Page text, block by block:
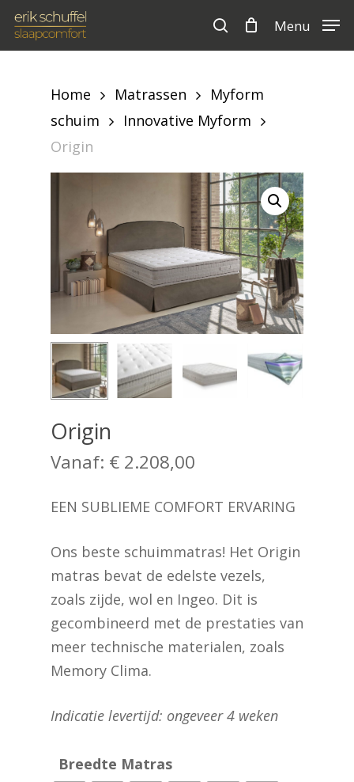
Skip
search
Menu
Cart Close
Cart
Home Matrassen
Myform
schuim
Innovative Myform
Origin
Origin
Vanaf: € 2.208,00
EEN SUBLIEME COMFORT ERVARING
Ons beste schuimmatras! Het Origin
matras bevat de edelste vezels,
zoals zijde, wol en Ingeo. Dit is
gecombineerd met de prestaties van
meer technische materialen, zoals
Memory Clima.
Indicatie levertijd: ongeveer 4 weken
Breedte Matras